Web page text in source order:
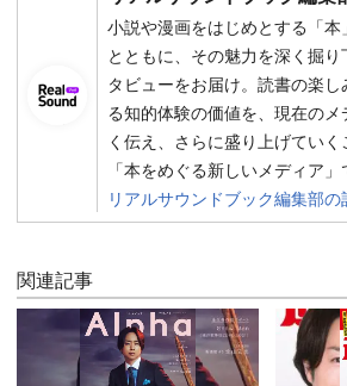
小説や漫画をはじめとする「
とともに、その魅力を深く掘
タビューをお届け。読書の楽
る知的体験の価値を、現在の
く伝え、さらに盛り上げてい
「本をめぐる新しいメディア」
リアルサウンドブック編集部
関連記事